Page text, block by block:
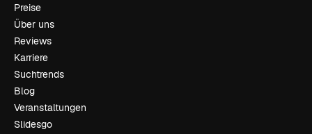
Preise
Über uns
Reviews
Karriere
Suchtrends
Blog
Veranstaltungen
Slidesgo